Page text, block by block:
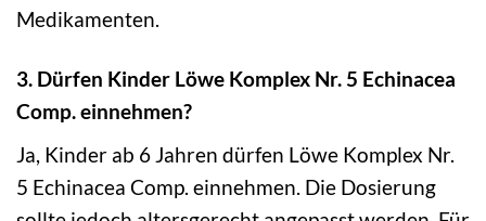
Medikamenten.
3. Dürfen Kinder Löwe Komplex Nr. 5 Echinacea
Comp. einnehmen?
Ja, Kinder ab 6 Jahren dürfen Löwe Komplex Nr.
5 Echinacea Comp. einnehmen. Die Dosierung